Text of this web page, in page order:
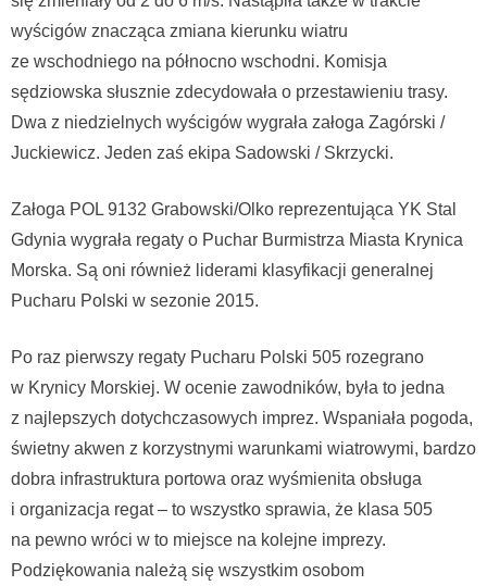
wyścigów znacząca zmiana kierunku wiatru
ze wschodniego na północno wschodni. Komisja
sędziowska słusznie zdecydowała o przestawieniu trasy.
Dwa z niedzielnych wyścigów wygrała załoga Zagórski /
Juckiewicz. Jeden zaś ekipa Sadowski / Skrzycki.
Załoga POL 9132 Grabowski/Olko reprezentująca YK Stal
Gdynia wygrała regaty o Puchar Burmistrza Miasta Krynica
Morska. Są oni również liderami klasyfikacji generalnej
Pucharu Polski w sezonie 2015.
Po raz pierwszy regaty Pucharu Polski 505 rozegrano
w Krynicy Morskiej. W ocenie zawodników, była to jedna
z najlepszych dotychczasowych imprez. Wspaniała pogoda,
świetny akwen z korzystnymi warunkami wiatrowymi, bardzo
dobra infrastruktura portowa oraz wyśmienita obsługa
i organizacja regat – to wszystko sprawia, że klasa 505
na pewno wróci w to miejsce na kolejne imprezy.
Podziękowania należą się wszystkim osobom